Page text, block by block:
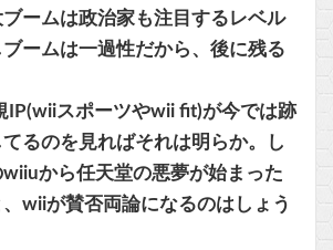
ームは政治家も注目するレベル
ームは一過性だから、後に残る
IP(wiiスポーツやwii fit)が今では跡
るのを見ればそれは明らか。し
から任天堂の悪夢が始まった
wiiが賛否両論になるのはしょう